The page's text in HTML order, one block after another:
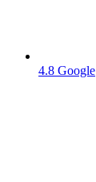
4.8 Google